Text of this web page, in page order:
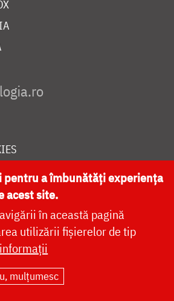
CATEDRALA NAȚIONALĂ
deDOXOLOGIA MEDIA
Iașilor | ©
pentru a îmbunătăți experiența
acest site.
în această pagină
utilizării fișierelor de tip
mulțumesc